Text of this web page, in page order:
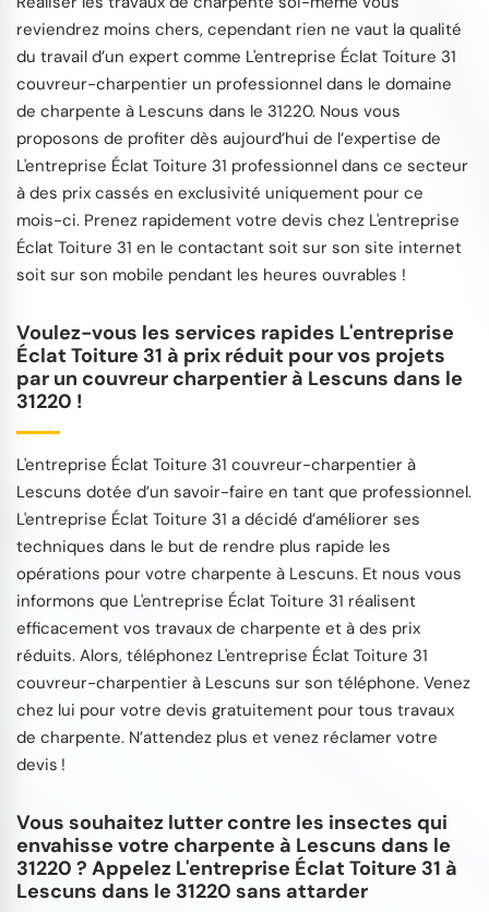
reviendrez moins chers, cependant rien ne vaut la qualité
du travail d’un expert comme L'entreprise Éclat Toiture 31
couvreur-charpentier un professionnel dans le domaine
de charpente à Lescuns dans le 31220. Nous vous
proposons de profiter dès aujourd’hui de l’expertise de
L'entreprise Éclat Toiture 31 professionnel dans ce secteur
à des prix cassés en exclusivité uniquement pour ce
mois-ci. Prenez rapidement votre devis chez L'entreprise
Éclat Toiture 31 en le contactant soit sur son site internet
soit sur son mobile pendant les heures ouvrables !
Voulez-vous les services rapides L'entreprise
Éclat Toiture 31 à prix réduit pour vos projets
par un couvreur charpentier à Lescuns dans le
31220 !
L'entreprise Éclat Toiture 31 couvreur-charpentier à
Lescuns dotée d’un savoir-faire en tant que professionnel.
L'entreprise Éclat Toiture 31 a décidé d’améliorer ses
techniques dans le but de rendre plus rapide les
opérations pour votre charpente à Lescuns. Et nous vous
informons que L'entreprise Éclat Toiture 31 réalisent
efficacement vos travaux de charpente et à des prix
réduits. Alors, téléphonez L'entreprise Éclat Toiture 31
couvreur-charpentier à Lescuns sur son téléphone. Venez
chez lui pour votre devis gratuitement pour tous travaux
de charpente. N’attendez plus et venez réclamer votre
devis !
Vous souhaitez lutter contre les insectes qui
envahisse votre charpente à Lescuns dans le
31220 ? Appelez L'entreprise Éclat Toiture 31 à
Lescuns dans le 31220 sans attarder